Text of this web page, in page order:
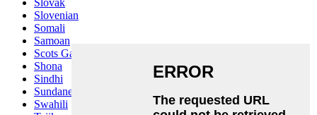
Slovak
Slovenian
Somali
Samoan
Scots Gaelic
Shona
Sindhi
Sundanese
Swahili